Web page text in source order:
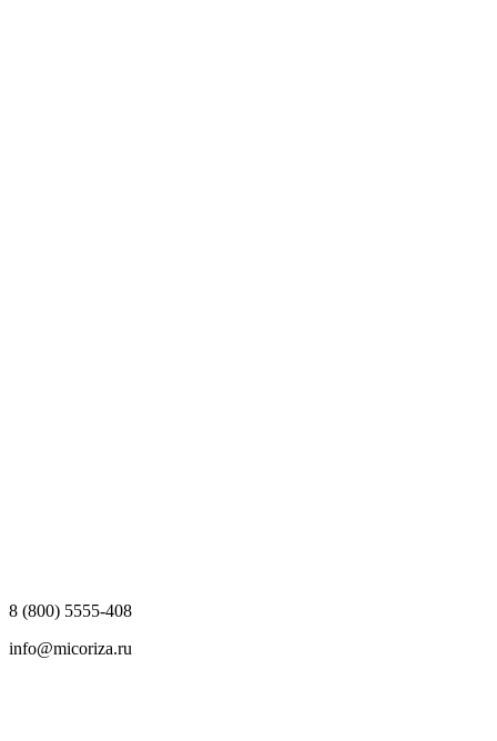
8 (800) 5555-408
info@micoriza.ru